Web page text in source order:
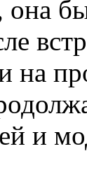
на
и